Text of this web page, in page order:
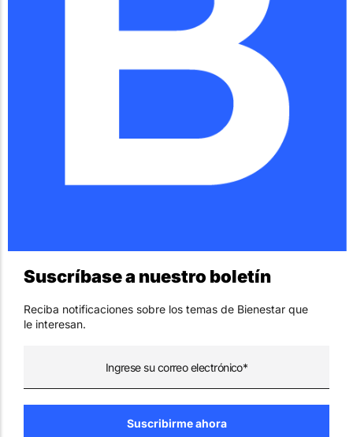
Suscríbase a nuestro boletín
Reciba notificaciones sobre los temas de Bienestar que
le interesan.